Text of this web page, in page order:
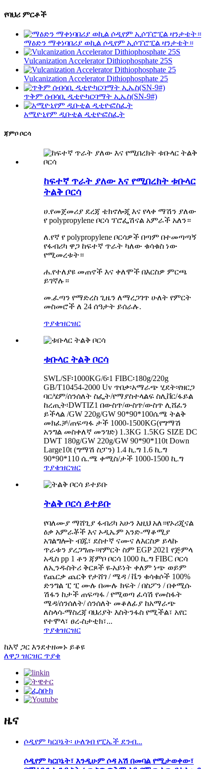
የባህሪ ምርቶች
ማዕድን ማቀነባበሪያ ወኪል ሶዲየም ኢሶፕሮፒል ዛንታቴት።
Vulcanization Accelerator Dithiophosphate 25S
Vulcanization Accelerator Dithiophosphate 25
ጥቅም ሰብሳቢ ዲቲዮካርባማት ኢኤስ(SN-9#)
አሚዮኒየም ዲቡቲል ዲቲዮፎስፌት
ጃምቦ ቦርሳ
ከፍተኛ ጥራት ያለው እና የሚበረክት ቱቡላር
ትልቅ ቦርሳ
ሀ.የመጀመሪያ ደረጃ ቴክኖሎጂ እና የላቀ ማሽን ያለው
የ polypropylene ቦርሳ ፕሮፌሽናል አምራች አለን።
ለ.የኛ የ polypropylene ቦርሳዎች በጣም በተመጣጣኝ
የፋብሪካ ዋጋ ከፍተኛ ጥራት ካለው ቁሳቁስ ነው
የሚመረቱት።
ሐ.የተለያዩ መጠኖች እና ቀለሞች በእርስዎ ምርጫ
ይገኛሉ።
መ.ፈጣን የማድረስ ጊዜን ለማረጋገጥ ሁለት የምርት
መስመሮች ለ 24 ሰዓታት ይሰራሉ.
ጥያቄዝርዝር
ቱቡላር ትልቅ ቦርሳ
SWL/SF፡1000KG/6፡1 FIBC፡180g/220g
GB/T10454-2000 Uv ጥበቃ፡አማራጭ ሂደት፡የዘርጋ
ባር/ሄም/ሰንሰለት ስፌት/የማያስተላልፍ ስሊቨር/ፋይል
ከረጢት፡DWTIZ1 በውስጥ/ውስጥ/ውስጥ ሊሸፈን
ይችላል /GW 220g/GW 90*90*100ሴሜ ትልቅ
መክፈቻ/ጠፍጣፋ ታች 1000-1500KG(የግማሽ
አንግል መስቀለኛ መንገድ) 1.3KG 1.5KG SIZE DC
DWT 180g/GW 220g/GW 90*90*110t Down
Large10t (ግማሽ ስፓን) 1.4 ኪ.ግ 1.6 ኪ.ግ
90*90*110 ሴ.ሜ ቀሚስ/ታች 1000-1500 ኪ.ግ
ጥያቄዝርዝር
ትልቅ ቦርሳ ይተይቡ
የባለሙያ ማሸጊያ ፋብሪካ አሁን እዚህ አለ።የኦሪጂናል
ዕቃ አምራቾች እና ኦዲኤም አንድ-ማቆሚያ
አገልግሎት ብጁ፣ ደስተኛ ናሙና ለእርስዎ ይላኩ
ጥራቱን ያረጋግጡ።የምርት ስም EGP 2021 የጅምላ
አዲስ pp 1 ቶን ጃምቦ ቦርሳ 1000 ኪ.ግ FIBC ቦርሳ
ለኢንዱስትሪ ቅርጾች ዩ-አይነት ቀለም ነጭ ወይም
የጨርቃ ጨርቅ የታሸገ / ሜዳ / ቬን ቁሳቁሶች 100%
ድንግል ፒ ፒ ሙሉ በሙሉ ክፍት / በስፖን / በቀሚሱ
ሽፋን ከታች ጠፍጣፋ / የሚወጣ ፈሳሽ የመስፋት
ሜዳ/ሰንሰለት/ ሰንሰለት መቆለፊያ ከአማራጭ
ለስላሳ-ማስረጃ ባህሪያት እስትንፋስ የሚችል፣ አየር
የተሞላ፣ ፀረ-ስታቲክ፣...
ጥያቄዝርዝር
ከእኛ ጋር እንደተዘመኑ ይቆዩ
ለዋጋ ዝርዝር ጥያቄ
ዜና
ሶዲየም ካርቦኔት፡ ሁለገብ የፒኤች ደንብ...
ሶዲየም ካርቦኔት፣ እንዲሁም ሶዳ አሽ በመባል የሚታወቀው፣